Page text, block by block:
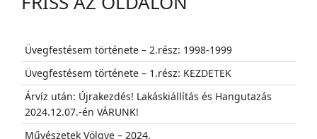
Üvegfestésem története – 2.rész: 1998-1999
Üvegfestésem története – 1.rész: KEZDETEK
Árvíz után: Újrakezdés! Lakáskiállítás és Hangutazás
2024.12.07.-én VÁRUNK!
Művészetek Völgye – 2024.